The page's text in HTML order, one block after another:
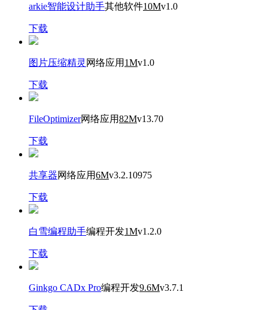
arkie智能设计助手其他软件10Mv1.0
下载
图片压缩精灵 网络应用 1Mv1.0
下载
FileOptimizer网络应用82Mv13.70
下载
共享器网络应用6Mv3.2.10975
下载
白雪编程助手编程开发1Mv1.2.0
下载
Ginkgo CADx Pro编程开发9.6Mv3.7.1